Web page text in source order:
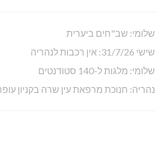
גלילווסט: סיום הכשרה "ממלכתית"
נהריה: ראשונה בתכנית הדיור של קק"ל
תנופה: "האצה עסקית" לצמודי הגדר
איחוד הצלה מתרחב בגליל המערבי